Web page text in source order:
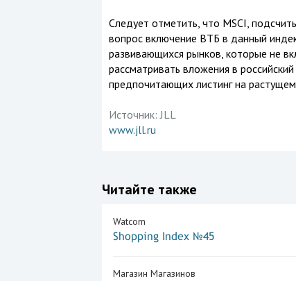
Следует отметить, что MSCI,
вопрос включение ВТБ в данный
развивающихся рынков, которые не
рассматривать вложения в
предпочитающих листинг на
Источник:JLL
www.jll.ru
Читайте также
Watcom
Shopping Index №45
Магазин Магазинов